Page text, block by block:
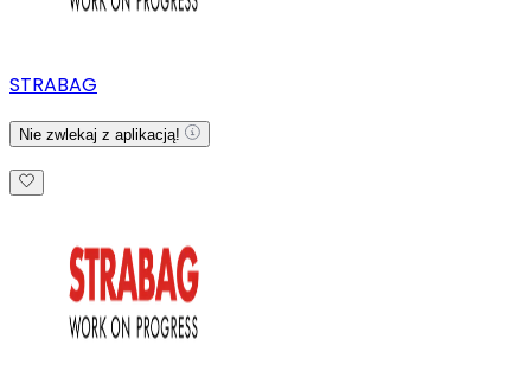
STRABAG
Nie zwlekaj z aplikacją!